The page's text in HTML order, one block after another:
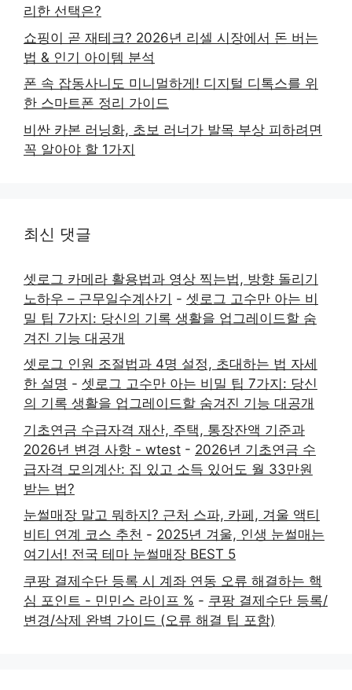
리한 선택은?
쇼핑이 곧 재테크? 2026년 리셀 시장에서 돈 버는
법 & 인기 아이템 분석
폰 속 잡동사니도 미니멀하게! 디지털 디톡스를 위
한 스마트폰 정리 가이드
비싼 카본 러닝화, 초보 러너가 발목 부상 피하려면
꼭 알아야 할 1가지
최신 댓글
셋로그 카메라 활용법과 영상 찍는법, 방향 돌리기
노하우 – 근무일수계산기 - 셋로그 고수만 아는 비
밀 팁 7가지: 당신의 기록 생활을 업그레이드할 숨
겨진 기능 대공개
셋로그 인원 조절법과 4명 설정, 초대하는 법 자세
한 설명 - 셋로그 고수만 아는 비밀 팁 7가지: 당신
의 기록 생활을 업그레이드할 숨겨진 기능 대공개
기초연금 수급자격 재산, 주택, 통장잔액 기준과
2026년 변경 사항 - wtest - 2026년 기초연금 수
급자격 모의계산: 집 있고 소득 있어도 월 33만원
받는 법?
눈썰매장 말고 뭐하지? 근처 스파, 카페, 겨울 액티
비티 연계 코스 추천 - 2025년 겨울, 인생 눈썰매는
여기서! 전국 테마 눈썰매장 BEST 5
쿠팡 결제수단 등록 시 계좌 연동 오류 해결하는 핵
심 포인트 - 민민스 라이프 % - 쿠팡 결제수단 등록/
변경/삭제 완벽 가이드 (오류 해결 팁 포함)